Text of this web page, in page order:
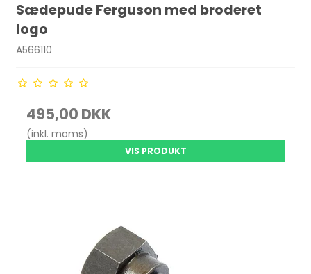
Sædepude Ferguson med broderet
logo
A566110
495,00 DKK
(inkl. moms)
VIS PRODUKT